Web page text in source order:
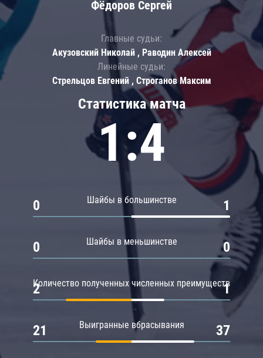
Статистика матча
1:4
Шайбы в большинстве
0 1
Шайбы в меньшинстве
0 0
Количество полученных численных преимуществ
2 1
Выигранные вбрасывания
21 37
Фёдоров Сергей
Главные судьи:
Акузовский Николай , Раводин Алексей
Линейные судьи:
Стрельцов Евгений , Строганов Максим